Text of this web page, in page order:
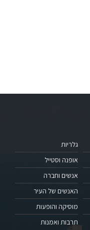
גלריות
אופנה וסטייל
אנשים וחברה
האנשים של העיר
מוסיקה והופעות
תרבות ואמנות